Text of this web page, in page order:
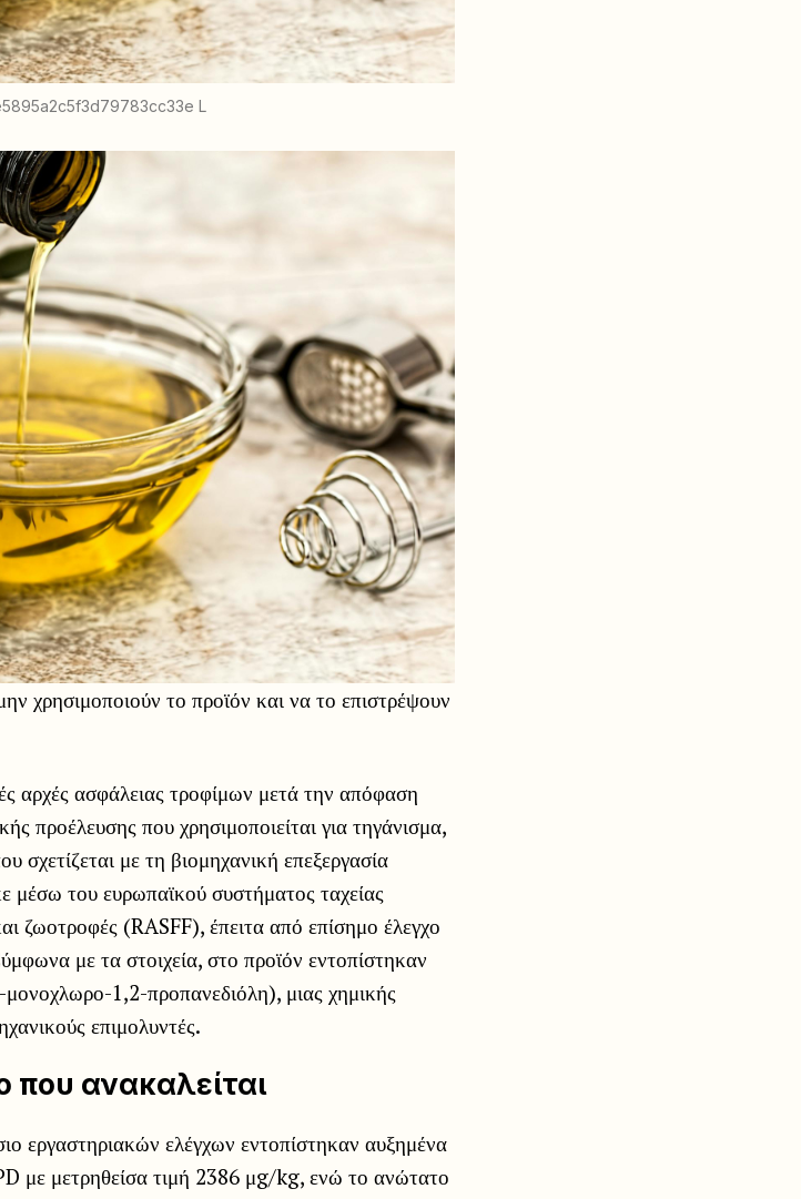
L
χρησιμοποιούν το προϊόν και να το επιστρέψουν
αρχές ασφάλειας τροφίμων μετά την απόφαση
προέλευσης που χρησιμοποιείται για τηγάνισμα,
με τη βιομηχανική επεξεργασία
μέσω του ευρωπαϊκού συστήματος ταχείας
ζωοτροφές (RASFF), έπειτα από επίσημο έλεγχο
με τα στοιχεία, στο προϊόν εντοπίστηκαν
1,2-προπανεδιόλη), μιας χημικής
επιμολυντές.
που ανακαλείται
εργαστηριακών ελέγχων εντοπίστηκαν αυξημένα
με μετρηθείσα τιμή 2386 μg/kg, ενώ το ανώτατο